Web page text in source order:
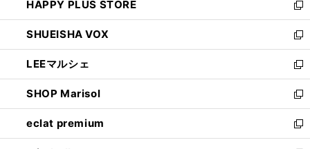
ド
ウ
で
開
く
ィ
ン
ド
ウ
で
開
く
い
ウ
ィ
ン
ド
ウ
で
開
く
HAPPY PLUS STORE
新
し
い
ウ
ィ
ン
ド
ウ
で
開
SHUEISHA VOX
新
し
い
ウ
ィ
ン
ド
ウ
LEEマルシェ
新
し
い
ウ
ィ
ン
SHOP Marisol
新
し
い
ウ
eclat premium
新
し